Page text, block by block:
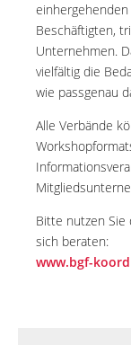
Beschäftigten,
Unternehmen.
vielfältig die
wie passgenau
Alle Verbände
Bitte nutzen Sie
sich beraten:
www.bgf-